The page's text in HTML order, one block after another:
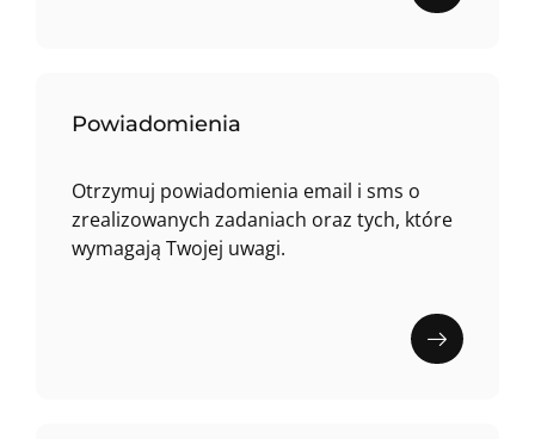
Powiadomienia
Otrzymuj powiadomienia email i sms o
zrealizowanych zadaniach oraz tych, które
wymagają Twojej uwagi.